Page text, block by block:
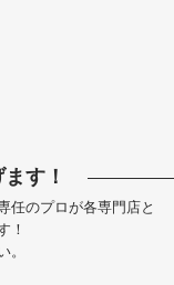
す！
任のプロが各専門店と
！
。